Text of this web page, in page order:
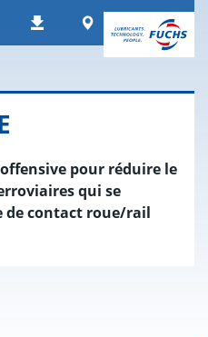
Téléchargements
Worldwide
pour réduire le
qui se
de contact roue/rail